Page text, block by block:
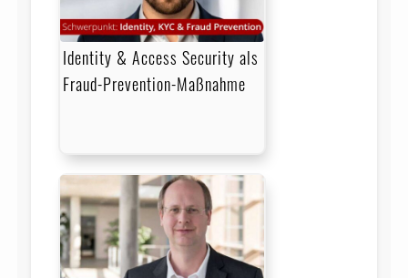
Identity & Access Security als
Fraud-Prevention-Maßnahme